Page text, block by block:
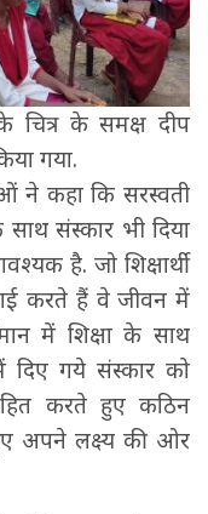
चित्र के समक्ष दीप
गया.
ने कहा कि सरस्वती
साथ संस्कार भी दिया
है. जो शिक्षार्थी
करते हैं वे जीवन में
में शिक्षा के साथ
दिए गये संस्कार को
करते हुए कठिन
अपने लक्ष्य की ओर